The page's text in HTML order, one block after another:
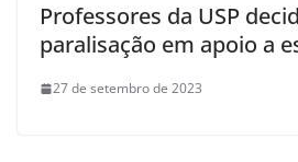
Professores da USP
paralisação em apoio a
27 de setembro de 2023